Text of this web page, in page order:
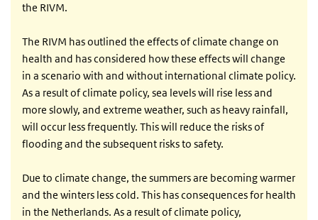
the RIVM.
The RIVM has outlined the effects of climate change on
health and has considered how these effects will change
in a scenario with and without international climate policy.
As a result of climate policy, sea levels will rise less and
more slowly, and extreme weather, such as heavy rainfall,
will occur less frequently. This will reduce the risks of
flooding and the subsequent risks to safety.
Due to climate change, the summers are becoming warmer
and the winters less cold. This has consequences for health
in the Netherlands. As a result of climate policy,